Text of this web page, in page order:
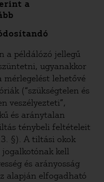
a
a példálózó jellegű
ugyanakkor
mérlegelést lehetővé
(“szükségtelen és
veszélyezteti”,
és aránytalan
ténybeli feltételeit
§). A tiltási okok
kell
és arányosság
alapján elfogadható